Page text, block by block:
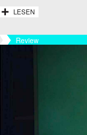
LESEN
Review